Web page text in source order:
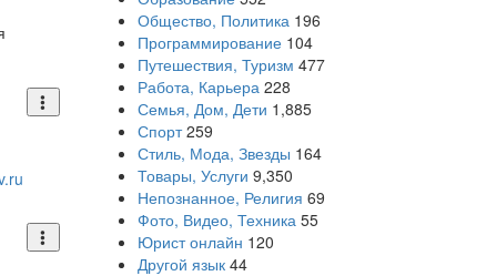
Общество, Политика 196
Программирование 104
Путешествия, Туризм 477
Работа, Карьера 228
Семья, Дом, Дети 1,885
Спорт 259
Стиль, Мода, Звезды 164
Товары, Услуги 9,350
Непознанное, Религия 69
Фото, Видео, Техника 55
Юрист онлайн 120
Другой язык 44